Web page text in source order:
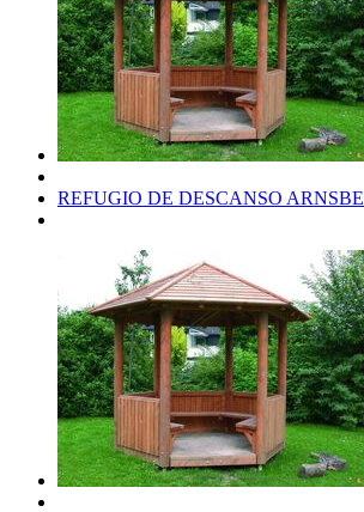
REFUGIO DE DESCANSO